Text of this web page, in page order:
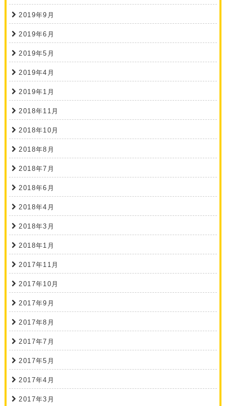
2019年9月
2019年6月
2019年5月
2019年4月
2019年1月
2018年11月
2018年10月
2018年8月
2018年7月
2018年6月
2018年4月
2018年3月
2018年1月
2017年11月
2017年10月
2017年9月
2017年8月
2017年7月
2017年5月
2017年4月
2017年3月